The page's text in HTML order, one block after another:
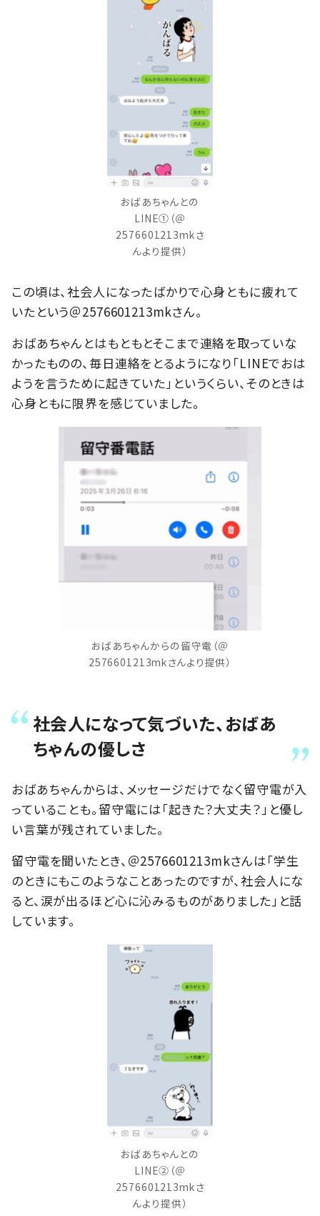
おばあちゃんとの
LINE①（＠
2576601213mkさ
んより提供）
この頃は、社会人になったばかりで心身ともに疲れて
いたという＠2576601213mkさん。
おばあちゃんとはもともとそこまで連絡を取っていな
かったものの、毎日連絡をとるようになり「LINEでおは
ようを言うために起きていた」というくらい、そのときは
心身ともに限界を感じていました。
おばあちゃんからの留守電（＠
2576601213mkさんより提供）
社会人になって気づいた、おばあ
ちゃんの優しさ
おばあちゃんからは、メッセージだけでなく留守電が入
っていることも。留守電には「起きた？大丈夫？」と優し
い言葉が残されていました。
留守電を聞いたとき、＠2576601213mkさんは「学生
のときにもこのようなことあったのですが、社会人にな
ると、涙が出るほど心に沁みるものがありました」と話
しています。
おばあちゃんとの
LINE②（＠
2576601213mkさ
んより提供）